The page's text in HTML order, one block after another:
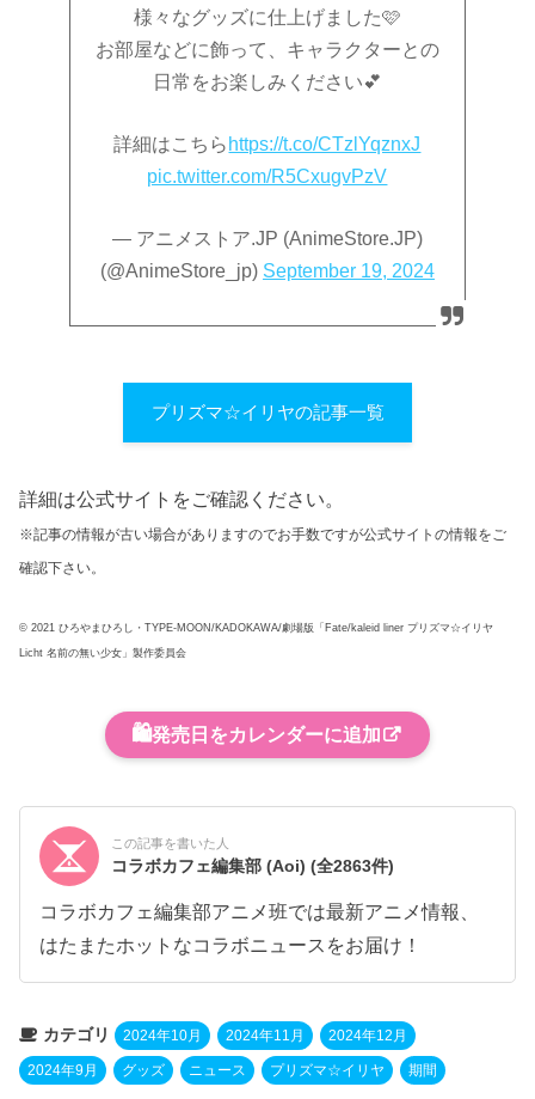
様々なグッズに仕上げました🩷
お部屋などに飾って、キャラクターとの
日常をお楽しみください💕
詳細はこちら https://t.co/CTzlYqznxJ
pic.twitter.com/R5CxugvPzV
— アニメストア.JP (AnimeStore.JP)
(@AnimeStore_jp) September 19, 2024
プリズマ☆イリヤの記事一覧
詳細は公式サイトをご確認ください。
※記事の情報が古い場合がありますのでお手数ですが公式サイトの情報をご
確認下さい。
© 2021 ひろやまひろし・TYPE-MOON/KADOKAWA/劇場版「Fate/kaleid liner プリズマ☆イリヤ
Licht 名前の無い少女」製作委員会
🛍️発売日をカレンダーに追加
この記事を書いた人
コラボカフェ編集部 (Aoi)(全2863件)
コラボカフェ編集部アニメ班では最新アニメ情報、
はたまたホットなコラボニュースをお届け！
カテゴリ 2024年10月 2024年11月 2024年12月
2024年9月 グッズ ニュース プリズマ☆イリヤ 期間